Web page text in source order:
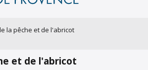
la pêche et de l'abricot
et de l'abricot